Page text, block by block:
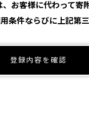
お客様に代わって寄
条件ならびに上記第
登録内容を確認